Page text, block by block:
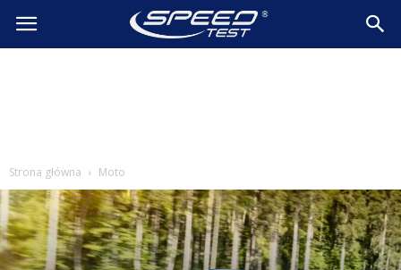
SpeedTest.pl
Strona główna Moto